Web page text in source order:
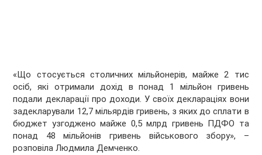
«Що стосується столичних мільйонерів, майже 2 тис
осіб, які отримали дохід в понад 1 мільйон гривень
подали декларації про доходи. У своїх деклараціях вони
задекларували 12,7 мільярдів гривень, з яких до сплати в
бюджет узгоджено майже 0,5 млрд гривень ПДФО та
понад 48 мільйонів гривень військового збору», –
розповіла Людмила Демченко.